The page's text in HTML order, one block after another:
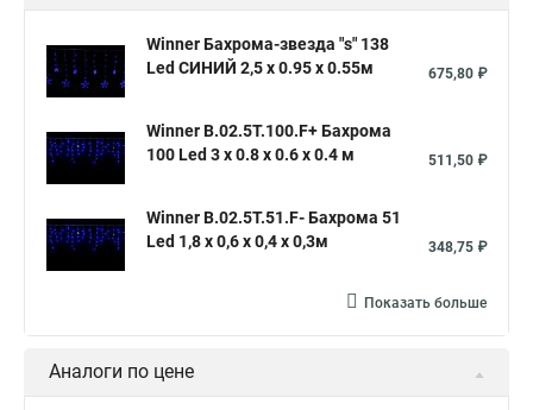
Winner Бахрома-звезда "s" 138
Led СИНИЙ 2,5 x 0.95 x 0.55м
675,80 ₽
Winner B.02.5Т.100.F+ Бахрома
100 Led 3 x 0.8 x 0.6 x 0.4 м
511,50 ₽
Winner B.02.5T.51.F- Бахрома 51
Led 1,8 x 0,6 x 0,4 x 0,3м
348,75 ₽
Показать больше
Аналоги по цене